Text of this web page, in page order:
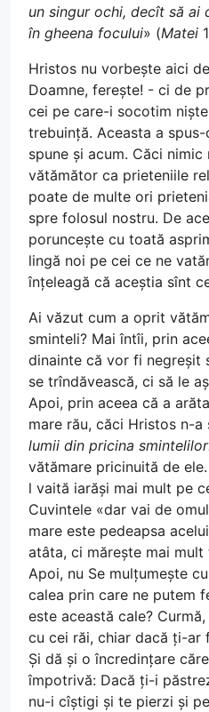
un singur ochi, decît să ai
în gheena focului» (Matei
Hristos nu vorbește aici
Doamne, ferește! - ci de
cei pe care-i socotim
trebuință. Aceasta a
spune și acum. Căci
vătămător ca prieteniile
poate de multe ori
spre folosul nostru. De
poruncește cu toată
lingă noi pe cei ce ne
înțeleagă că aceștia sînt
Ai văzut cum a oprit
sminteli? Mai întîi, prin
dinainte că vor fi negreșit
se trîndăvească, ci să le
Apoi, prin aceea că a
mare rău, căci Hristos n-a
lumii din pricina
vătămare pricinuită de
l vaită iarăși mai mult pe
Cuvintele «dar vai de
mare este pedeapsa
atâta, ci mărește mai
Apoi, nu Se mulțumește
calea prin care ne putem
este această cale?
cu cei răi, chiar dacă ți-ar
Și dă și o încredințare
împotrivă: Dacă ți-i
nu-i cîștigi și te pierzi și